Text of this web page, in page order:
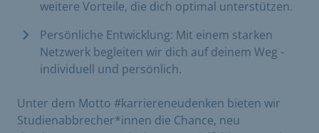
weitere Vorteile, die dich optimal unterstützen.
Persönliche Entwicklung: Mit einem starken
Netzwerk begleiten wir dich auf deinem Weg -
individuell und persönlich.
Unter dem Motto #karriereneudenken bieten wir
Studienabbrecher*innen die Chance, neu